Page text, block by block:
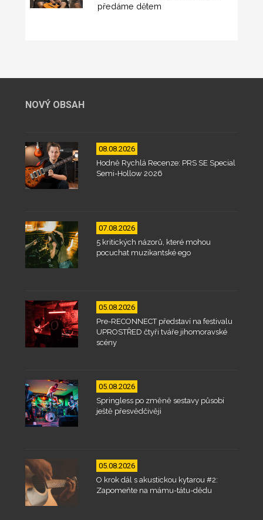
předáme dětem
NOVÝ OBSAH
08.08.2026
Hodně Rychlá Recenze: PRS SE Special
Semi-Hollow 2026
07.08.2026
5 kritických názorů, které mohou
pocuchat muzikantské ego
05.08.2026
Pre-RECONNECT představí na festivalu
UPROSTŘED čtyři tváře jihomoravské
scény
05.08.2026
Springless po změně sestavy působí
ještě přesvědčivěji
05.08.2026
O krok dál s akustickou kytarou #2:
Zapomeňte na mámu-tátu-dědu